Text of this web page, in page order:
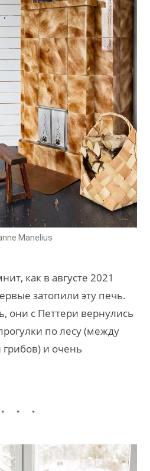
Manelius
как в августе 2021
затопили эту печь.
они с Петтери вернулись
по лесу (между
и очень